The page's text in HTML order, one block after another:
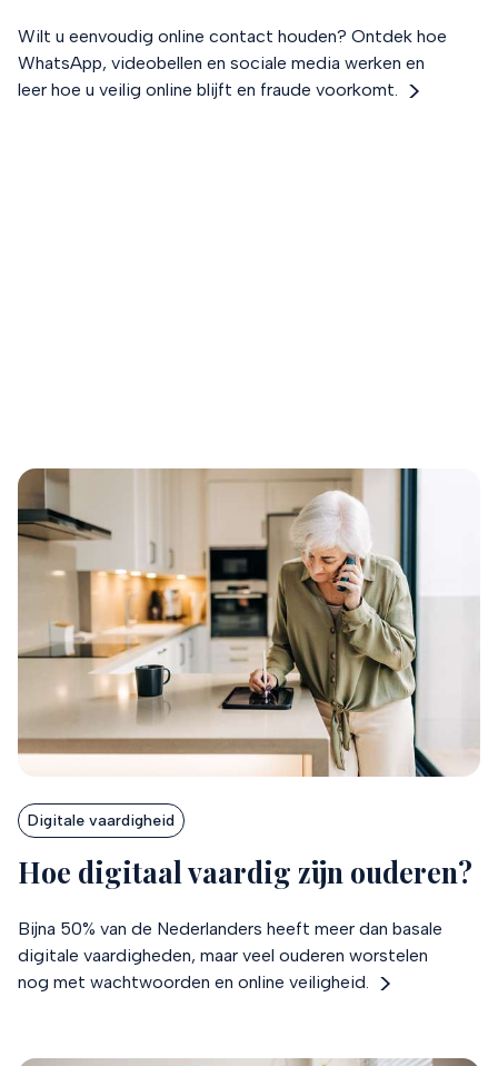
Wilt u eenvoudig online contact houden? Ontdek hoe
WhatsApp, videobellen en sociale media werken en
leer hoe u veilig online blijft en fraude voorkomt.
Digitale vaardigheid
Hoe digitaal vaardig zijn ouderen?
Bijna 50% van de Nederlanders heeft meer dan basale
digitale vaardigheden, maar veel ouderen worstelen
nog met wachtwoorden en online veiligheid.